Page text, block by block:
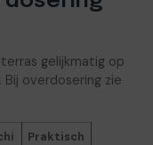
gelijkmatig op
overdosering zie
Praktisch